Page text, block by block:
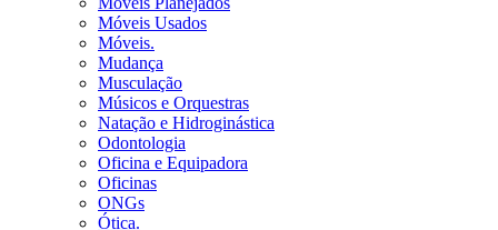
Móveis Usados
Móveis.
Mudança
Musculação
Músicos e Orquestras
Natação e Hidroginástica
Odontologia
Oficina e Equipadora
Oficinas
ONGs
Ótica.